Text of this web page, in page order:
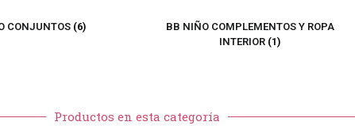
CONJUNTOS (6)
BB NIÑO COMPLEMENTOS Y ROPA
INTERIOR (1)
Productos en esta categoría